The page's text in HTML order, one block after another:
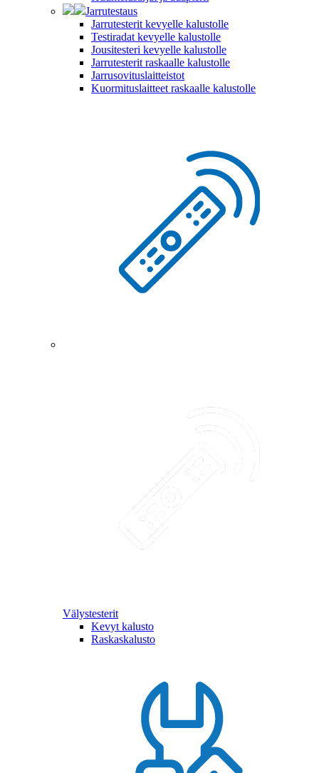
Jarrutestaus
Jarrutesterit kevyelle kalustolle
Testiradat kevyelle kalustolle
Jousitesteri kevyelle kalustolle
Jarrutesterit raskaalle kalustolle
Jarrusovituslaitteistot
Kuormituslaitteet raskaalle kalustolle
Välystesterit
Kevyt kalusto
Raskaskalusto